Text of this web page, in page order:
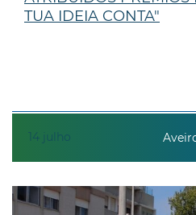
14 julho
TUA IDEIA CONTA"